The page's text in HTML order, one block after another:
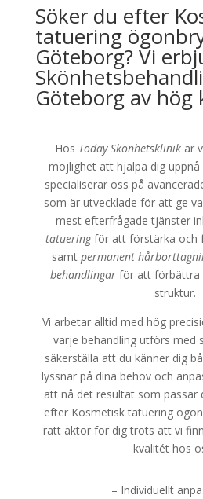
Söker du efter
tatuering
Göteborg? Vi
Göteborg av hög
Hos Today Skönhetsklinikär
möjlighet att hjälpa dig
specialiserar oss på
som är utvecklade för att ge
mest efterfrågade tjänster
tatueringför att förstärka och
samtpermanent
behandlingarför att förbättra
struktur.
Vi arbetar alltid med hög
varje behandling utförs
säkerställa att du känner dig
lyssnar på dina behov och
att nå det resultat som passar
efter Kosmetisk tatuering
rätt aktör för dig trots att vi
kvalitét hos
– Individuellt